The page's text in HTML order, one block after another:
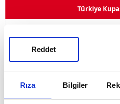
Rıza Bilgiler
Reddet
Türkiye
23
Kullandığı Ayak